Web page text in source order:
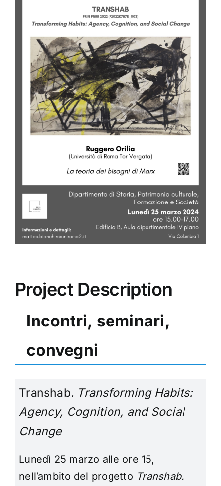
Project Description
Incontri, seminari,
convegni
Transhab. Transforming Habits:
Agency, Cognition, and Social
Change
Lunedì 25 marzo alle ore 15,
nell’ambito del progetto Transhab.